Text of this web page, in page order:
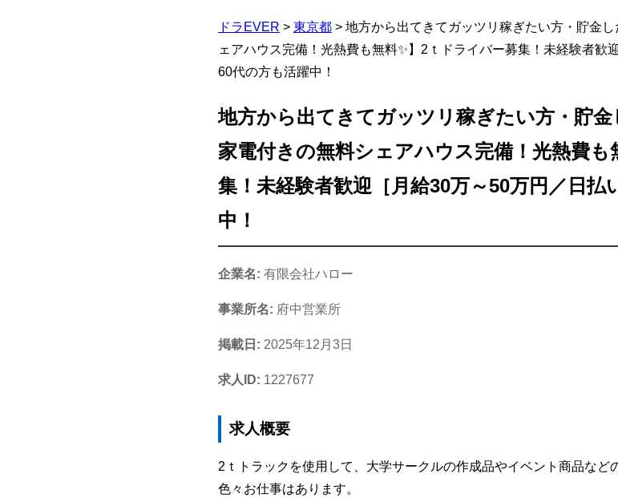
ドラEVER > 東京都 > 地方から出てきてガッツリ稼ぎたい方・貯金
ェアハウス完備！光熱費も無料✨】2ｔドライバー募集！未経験者歓
60代の方も活躍中！
地方から出てきてガッツリ稼ぎたい方・貯金
家電付きの無料シェアハウス完備！光熱費も
集！未経験者歓迎［月給30万～50万円／日払
中！
企業名: 有限会社ハロー
事業所名: 府中営業所
掲載日: 2025年12月3日
求人ID: 1227677
求人概要
2ｔトラックを使用して、大学サークルの作成品やイベント商品など
色々お仕事はあります。